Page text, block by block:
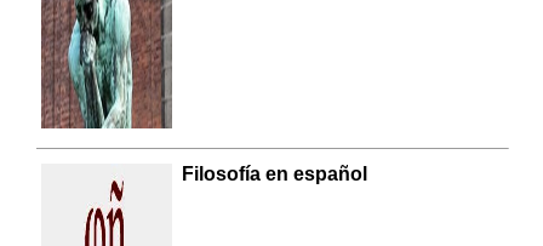
Filosofía en español